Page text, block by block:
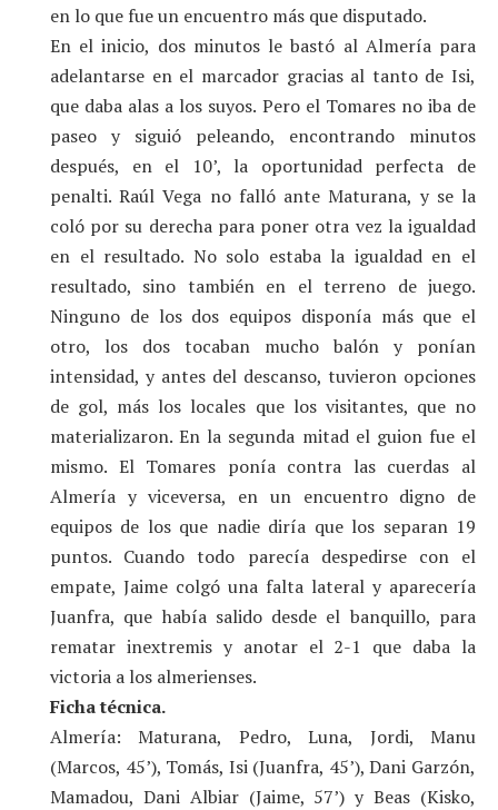
en lo que fue un encuentro más que disputado.
En el inicio, dos minutos le bastó al Almería para
adelantarse en el marcador gracias al tanto de Isi,
que daba alas a los suyos. Pero el Tomares no iba de
paseo y siguió peleando, encontrando minutos
después, en el 10’, la oportunidad perfecta de
penalti. Raúl Vega no falló ante Maturana, y se la
coló por su derecha para poner otra vez la igualdad
en el resultado. No solo estaba la igualdad en el
resultado, sino también en el terreno de juego.
Ninguno de los dos equipos disponía más que el
otro, los dos tocaban mucho balón y ponían
intensidad, y antes del descanso, tuvieron opciones
de gol, más los locales que los visitantes, que no
materializaron. En la segunda mitad el guion fue el
mismo. El Tomares ponía contra las cuerdas al
Almería y viceversa, en un encuentro digno de
equipos de los que nadie diría que los separan 19
puntos. Cuando todo parecía despedirse con el
empate, Jaime colgó una falta lateral y aparecería
Juanfra, que había salido desde el banquillo, para
rematar inextremis y anotar el 2-1 que daba la
victoria a los almerienses.
Ficha técnica.
Almería: Maturana, Pedro, Luna, Jordi, Manu
(Marcos, 45’), Tomás, Isi (Juanfra, 45’), Dani Garzón,
Mamadou, Dani Albiar (Jaime, 57’) y Beas (Kisko,